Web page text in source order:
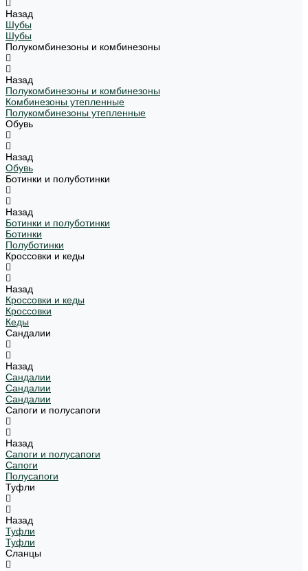
Назад
Шубы
Шубы
Полукомбинезоны и комбинезоны
Назад
Полукомбинезоны и комбинезоны
Комбинезоны утепленные
Полукомбинезоны утепленные
Обувь
Назад
Обувь
Ботинки и полуботинки
Назад
Ботинки и полуботинки
Ботинки
Полуботинки
Кроссовки и кеды
Назад
Кроссовки и кеды
Кроссовки
Кеды
Сандалии
Назад
Сандалии
Сандалии
Сандалии
Сапоги и полусапоги
Назад
Сапоги и полусапоги
Сапоги
Полусапоги
Туфли
Назад
Туфли
Туфли
Сланцы